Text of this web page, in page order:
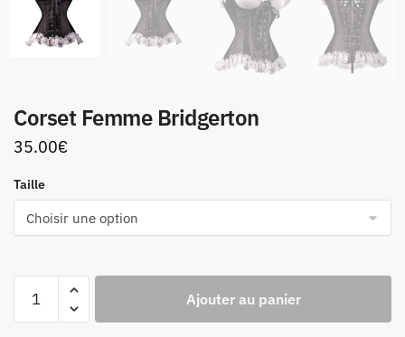
Corset Femme Bridgerton
35.00€
Taille
Ajouter au panier